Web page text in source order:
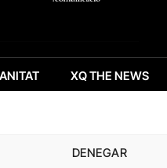
DENEGAR
XQ THE NEWS